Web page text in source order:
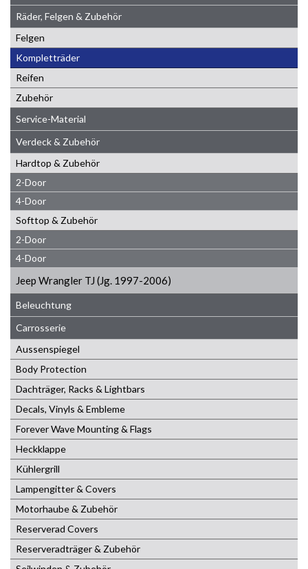
Räder, Felgen & Zubehör
Felgen
Kompletträder
Reifen
Zubehör
Service-Material
Verdeck & Zubehör
Hardtop & Zubehör
2-Door
4-Door
Softtop & Zubehör
2-Door
4-Door
Jeep Wrangler TJ (Jg. 1997-2006)
Beleuchtung
Carrosserie
Aussenspiegel
Body Protection
Dachträger, Racks & Lightbars
Decals, Vinyls & Embleme
Forever Wave Mounting & Flags
Heckklappe
Kühlergrill
Lampengitter & Covers
Motorhaube & Zubehör
Reserverad Covers
Reserveradträger & Zubehör